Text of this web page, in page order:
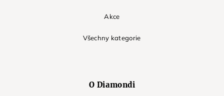
Akce
Všechny kategorie
O Diamondi